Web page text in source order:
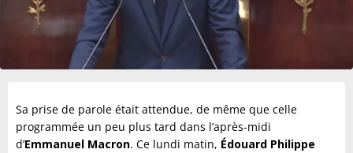
Sa prise de parole était attendue, de même que celle
programmée un peu plus tard dans l’après-midi
d’Emmanuel Macron. Ce lundi matin, Édouard Philippe